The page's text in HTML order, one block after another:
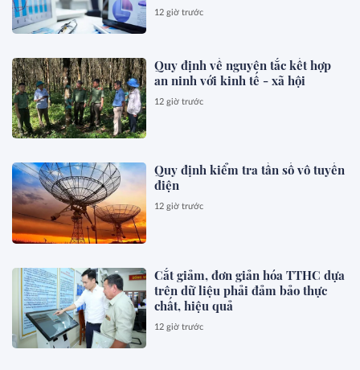
12 giờ trước
Quy định về nguyên tắc kết hợp
an ninh với kinh tế - xã hội
12 giờ trước
Quy định kiểm tra tần số vô tuyến
điện
12 giờ trước
Cắt giảm, đơn giản hóa TTHC dựa
trên dữ liệu phải đảm bảo thực
chất, hiệu quả
12 giờ trước